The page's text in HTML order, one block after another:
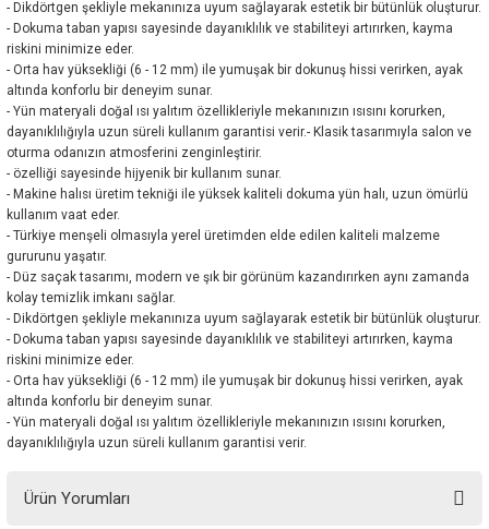
- Dikdörtgen şekliyle mekanınıza uyum sağlayarak estetik bir bütünlük oluşturur.
- Dokuma taban yapısı sayesinde dayanıklılık ve stabiliteyi artırırken, kayma
riskini minimize eder.
- Orta hav yüksekliği (6 - 12 mm) ile yumuşak bir dokunuş hissi verirken, ayak
altında konforlu bir deneyim sunar.
- Yün materyali doğal ısı yalıtım özellikleriyle mekanınızın ısısını korurken,
dayanıklılığıyla uzun süreli kullanım garantisi verir.- Klasik tasarımıyla salon ve
oturma odanızın atmosferini zenginleştirir.
- özelliği sayesinde hijyenik bir kullanım sunar.
- Makine halısı üretim tekniği ile yüksek kaliteli dokuma yün halı, uzun ömürlü
kullanım vaat eder.
- Türkiye menşeli olmasıyla yerel üretimden elde edilen kaliteli malzeme
gururunu yaşatır.
- Düz saçak tasarımı, modern ve şık bir görünüm kazandırırken aynı zamanda
kolay temizlik imkanı sağlar.
- Dikdörtgen şekliyle mekanınıza uyum sağlayarak estetik bir bütünlük oluşturur.
- Dokuma taban yapısı sayesinde dayanıklılık ve stabiliteyi artırırken, kayma
riskini minimize eder.
- Orta hav yüksekliği (6 - 12 mm) ile yumuşak bir dokunuş hissi verirken, ayak
altında konforlu bir deneyim sunar.
- Yün materyali doğal ısı yalıtım özellikleriyle mekanınızın ısısını korurken,
dayanıklılığıyla uzun süreli kullanım garantisi verir.
Ürün Yorumları